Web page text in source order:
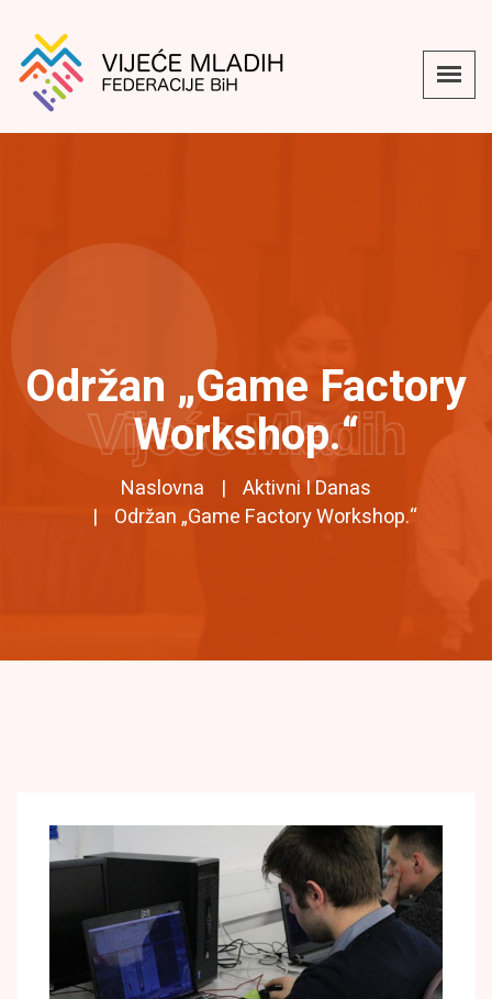
Održan „Game Factory
Workshop.“
Naslovna
Aktivni I Danas
Održan „Game Factory Workshop.“
Vijeće Mladih